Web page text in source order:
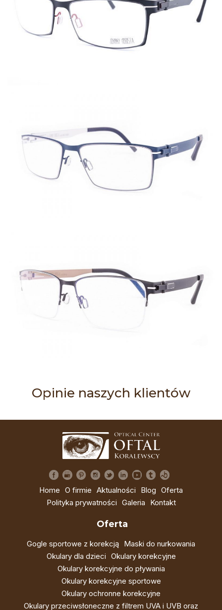
Opinie naszych klientów
Home O firmie Aktualności Blog Oferta
Polityka prywatności Galeria Kontakt
Oferta
Gogle sportowe z korekcją Maski do nurkowania
Okulary dla dzieci Okulary korekcyjne
Okulary korekcyjne do pływania
Okulary korekcyjne sportowe
Okulary ochronne korekcyjne
Okulary przeciwsłoneczne z filtrem UVA i UVB oraz